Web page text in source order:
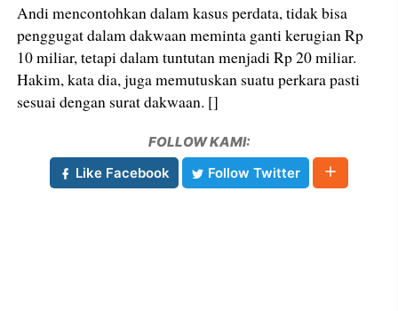
Andi mencontohkan dalam kasus perdata, tidak bisa
penggugat dalam dakwaan meminta ganti kerugian Rp
10 miliar, tetapi dalam tuntutan menjadi Rp 20 miliar.
Hakim, kata dia, juga memutuskan suatu perkara pasti
sesuai dengan surat dakwaan. []
FOLLOW KAMI:
Like Facebook
Follow Twitter